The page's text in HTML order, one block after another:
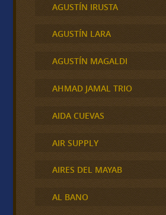
AGUSTÍN IRUSTA
AGUSTÍN LARA
AGUSTÍN MAGALDI
AHMAD JAMAL TRIO
AIDA CUEVAS
AIR SUPPLY
AIRES DEL MAYAB
AL BANO